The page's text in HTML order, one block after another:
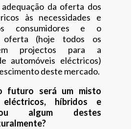
da oferta dos
às necessidades e
consumidores e o
oferta (hoje todos os
projectos para a
automóveis eléctricos)
deste mercado.
futuro será um misto
híbridos e
algum destes